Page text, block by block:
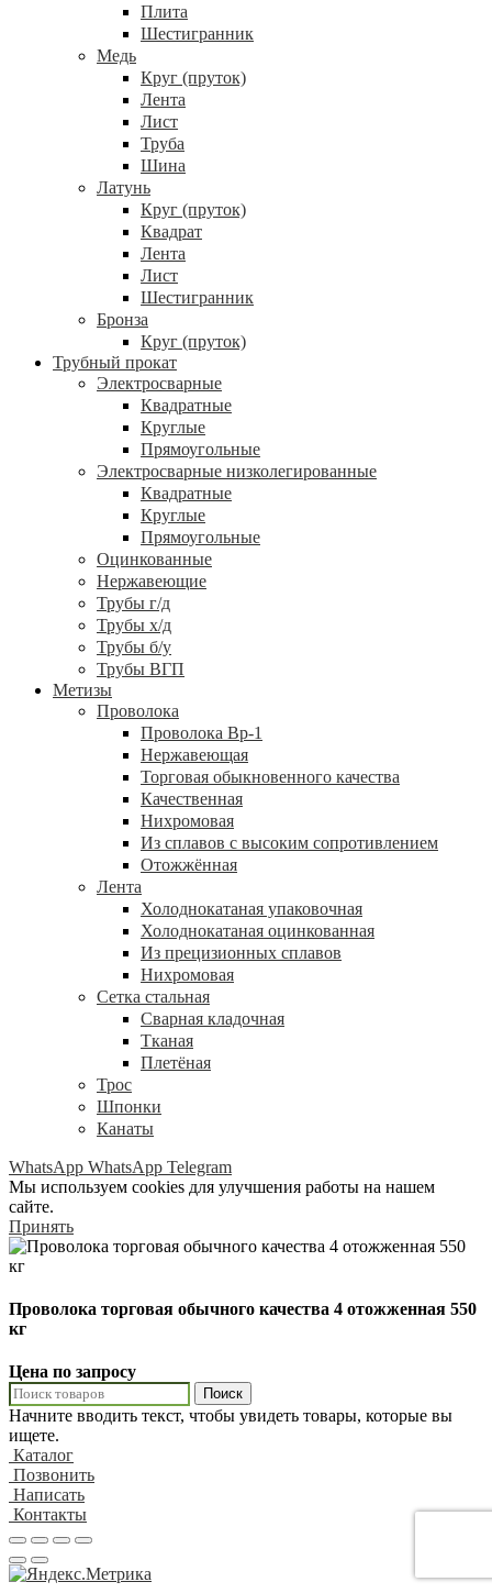
Плита
Шестигранник
Медь
Круг (пруток)
Лента
Лист
Труба
Шина
Латунь
Круг (пруток)
Квадрат
Лента
Лист
Шестигранник
Бронза
Круг (пруток)
Трубный прокат
Электросварные
Квадратные
Круглые
Прямоугольные
Электросварные низколегированные
Квадратные
Круглые
Прямоугольные
Оцинкованные
Нержавеющие
Трубы г/д
Трубы х/д
Трубы б/у
Трубы ВГП
Метизы
Проволока
Проволока Вр-1
Нержавеющая
Торговая обыкновенного качества
Качественная
Нихромовая
Из сплавов с высоким сопротивлением
Отожжённая
Лента
Холоднокатаная упаковочная
Холоднокатаная оцинкованная
Из прецизионных сплавов
Нихромовая
Сетка стальная
Сварная кладочная
Тканая
Плетёная
Трос
Шпонки
Канаты
WhatsApp WhatsApp Telegram
Мы используем cookies для улучшения работы на нашем
сайте.
Принять
Проволока торговая обычного качества 4 отожженная 550
кг
Цена по запросу
Поиск
Начните вводить текст, чтобы увидеть товары, которые вы
ищете.
Каталог
Позвонить
Написать
Контакты